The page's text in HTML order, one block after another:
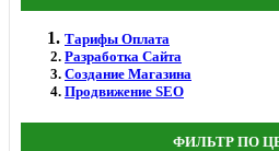
Тарифы Оплата
Разработка Сайта
Создание Магазина
Продвижение SEO
ФИЛЬТР ПО